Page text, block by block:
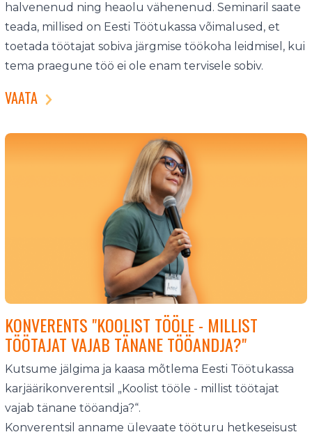
halvenenud ning heaolu vähenenud. Seminaril saate
teada, millised on Eesti Töötukassa võimalused, et
toetada töötajat sobiva järgmise töökoha leidmisel, kui
tema praegune töö ei ole enam tervisele sobiv.
VAATA
KONVERENTS "KOOLIST TÖÖLE - MILLIST
TÖÖTAJAT VAJAB TÄNANE TÖÖANDJA?"
Kutsume jälgima ja kaasa mõtlema Eesti Töötukassa
karjäärikonverentsil „Koolist tööle - millist töötajat
vajab tänane tööandja?“.
Konverentsil anname ülevaate tööturu hetkeseisust